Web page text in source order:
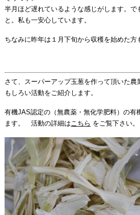
半月ほど遅れているような感じがします。で
と。私も一安心しています。
ちなみに昨年は１月下旬から収穫を始めた方
さて、スーパーアップ玉葱を作って頂いた農
もしろい活動をご紹介します。
有機JAS認定の（無農薬・無化学肥料）の有
ます。 活動の詳細は こちら をご覧下さい。